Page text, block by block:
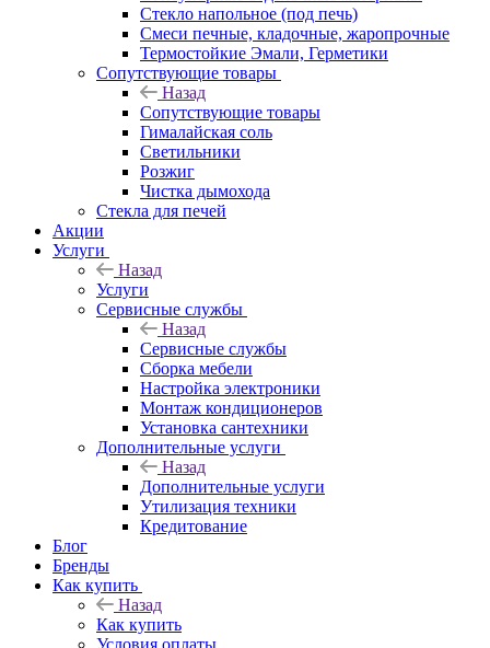
Стекло напольное (под печь)
Смеси печные, кладочные, жаропрочные
Термостойкие Эмали, Герметики
Сопутствующие товары
Назад
Сопутствующие товары
Гималайская соль
Светильники
Розжиг
Чистка дымохода
Стекла для печей
Акции
Услуги
Назад
Услуги
Сервисные службы
Назад
Сервисные службы
Сборка мебели
Настройка электроники
Монтаж кондиционеров
Установка сантехники
Дополнительные услуги
Назад
Дополнительные услуги
Утилизация техники
Кредитование
Блог
Бренды
Как купить
Назад
Как купить
Условия оплаты